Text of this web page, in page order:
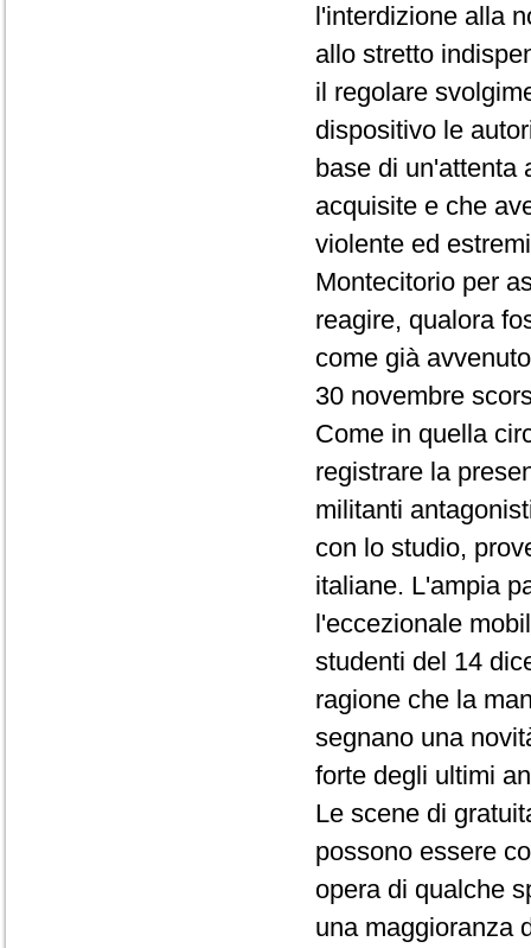
l'interdizione alla
allo stretto
il regolare
dispositivo le
base di un'attenta
acquisite e che
violente ed
Montecitorio per
reagire, qualora
come già
30 novembre
Come in quella
registrare la
militanti
con lo studio,
italiane. L'ampia
l'eccezionale
studenti del 14
ragione che la
segnano una
forte degli ultimi
Le scene di
possono essere
opera di qualche
una maggioranza